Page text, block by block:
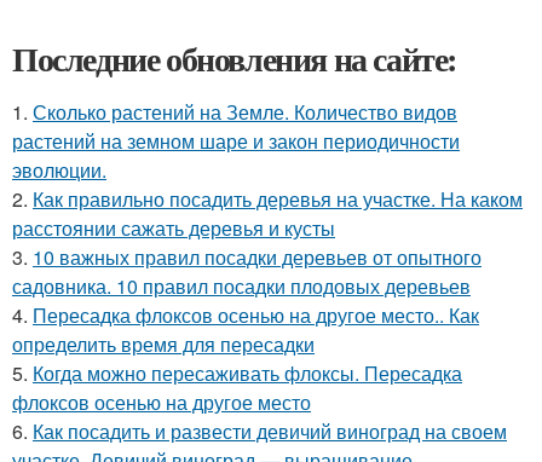
Последние обновления на сайте:
1. Сколько растений на Земле. Количество видов
растений на земном шаре и закон периодичности
эволюции.
2. Как правильно посадить деревья на участке. На каком
расстоянии сажать деревья и кусты
3. 10 важных правил посадки деревьев от опытного
садовника. 10 правил посадки плодовых деревьев
4. Пересадка флоксов осенью на другое место.. Как
определить время для пересадки
5. Когда можно пересаживать флоксы. Пересадка
флоксов осенью на другое место
6. Как посадить и развести девичий виноград на своем